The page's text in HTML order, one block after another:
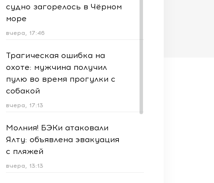
судно загорелось в Чёрном
море
вчера, 17:46
Трагическая ошибка на
охоте: мужчина получил
пулю во время прогулки с
собакой
вчера, 17:13
Молния! БЭКи атаковали
Ялту: объявлена эвакуация
с пляжей
вчера, 13:13